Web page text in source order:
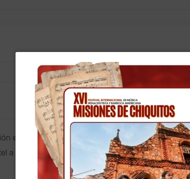
en el aeropuerto para luego
a elección.